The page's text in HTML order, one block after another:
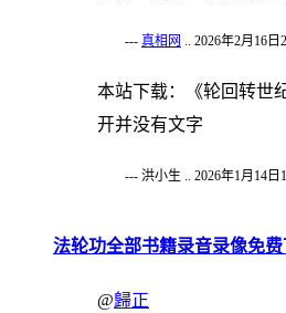
--- 真相网 .. 2026年2月16日
本站下载：《轮回转世
开并没有文字
--- 洪小生 .. 2026年1月14日
法轮功全部书籍录音录像免
@歸正